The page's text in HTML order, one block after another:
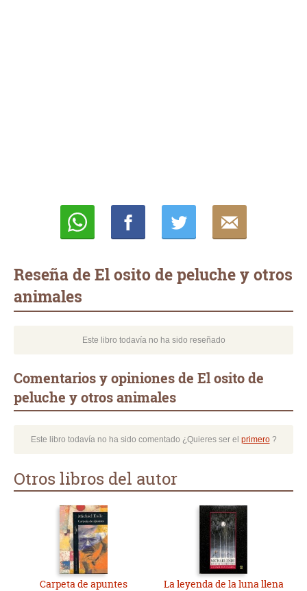
Reseña de El osito de peluche y otros
animales
Este libro todavía no ha sido reseñado
Comentarios y opiniones de El osito de
peluche y otros animales
Este libro todavía no ha sido comentado ¿Quieres ser el primero?
Otros libros del autor
Carpeta de apuntes La leyenda de la luna llena